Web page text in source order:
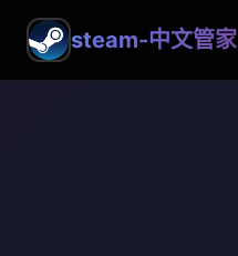
steam-中文管家